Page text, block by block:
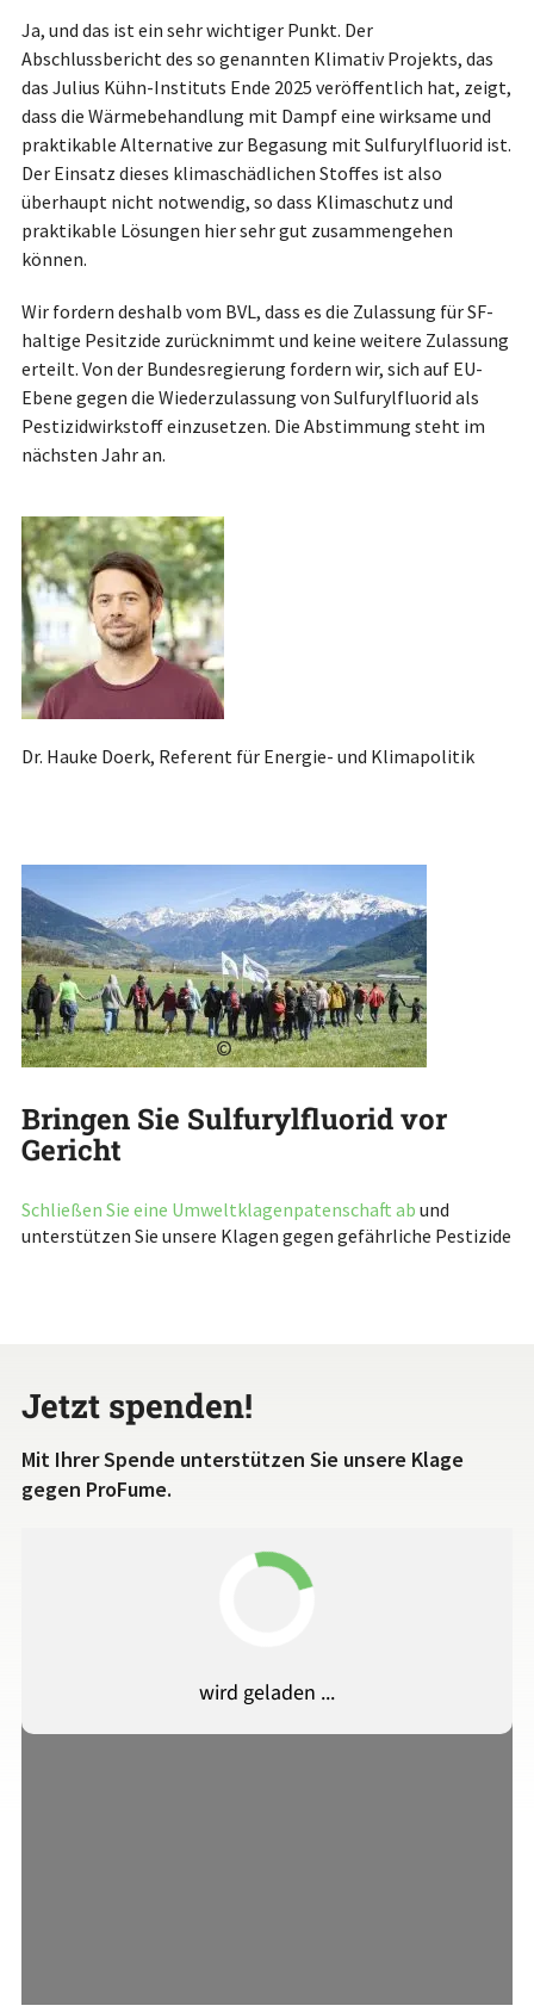
Dr. Hauke Doerk, Referent für Energie- und Klimapolitik
©
Bringen Sie Sulfurylfluorid vor
Gericht
Schließen Sie eine Umweltklagenpatenschaft ab und
unterstützen Sie unsere Klagen gegen gefährliche Pestizide
Ja, und das ist ein sehr wichtiger Punkt. Der
Abschlussbericht des so genannten Klimativ Projekts, das
das Julius Kühn-Instituts Ende 2025 veröffentlich hat, zeigt,
dass die Wärmebehandlung mit Dampf eine wirksame und
praktikable Alternative zur Begasung mit Sulfurylfluorid ist.
Der Einsatz dieses klimaschädlichen Stoffes ist also
überhaupt nicht notwendig, so dass Klimaschutz und
praktikable Lösungen hier sehr gut zusammengehen
können.
Wir fordern deshalb vom BVL, dass es die Zulassung für SF-
haltige Pesitzide zurücknimmt und keine weitere Zulassung
erteilt. Von der Bundesregierung fordern wir, sich auf EU-
Ebene gegen die Wiederzulassung von Sulfurylfluorid als
Pestizidwirkstoff einzusetzen. Die Abstimmung steht im
nächsten Jahr an.
Jetzt spenden!
Mit Ihrer Spende unterstützen Sie unsere Klage
gegen ProFume.